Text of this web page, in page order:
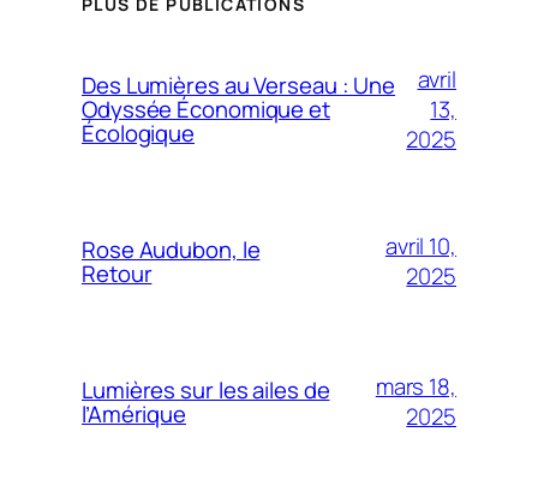
Des Lumières au Verseau : Une
Odyssée Économique et
Écologique
avril
13,
2025
Rose Audubon, le
Retour
avril 10,
2025
Lumières sur les ailes de
l’Amérique
mars 18,
2025